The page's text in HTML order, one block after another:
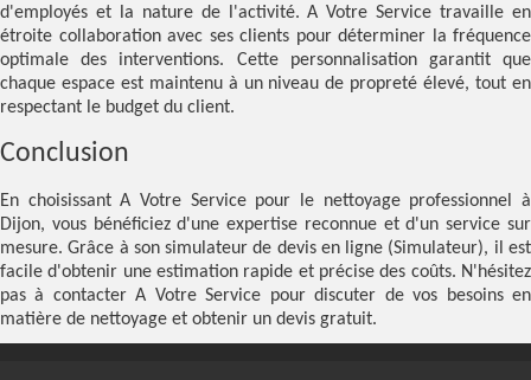
d'employés et la nature de l'activité. A Votre Service travaille en
étroite collaboration avec ses clients pour déterminer la fréquence
optimale des interventions. Cette personnalisation garantit que
chaque espace est maintenu à un niveau de propreté élevé, tout en
respectant le budget du client.
Conclusion
En choisissant A Votre Service pour le nettoyage professionnel à
Dijon, vous bénéficiez d'une expertise reconnue et d'un service sur
mesure. Grâce à son simulateur de devis en ligne (Simulateur), il est
facile d'obtenir une estimation rapide et précise des coûts. N'hésitez
pas à contacter A Votre Service pour discuter de vos besoins en
matière de nettoyage et obtenir un devis gratuit.